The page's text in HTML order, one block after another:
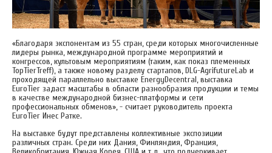
«Благодаря экспонентам из 55 стран, среди которых многочисленные
лидеры рынка, международной программе мероприятий и
конгрессов, культовым мероприятиям (таким, как показ племенных
TopTierTreff), а также новому разделу стартапов‚ DLG-AgrifutureLab и
проходящей параллельно выставке EnergyDecentral, выставка
EuroTier задаст масштабы в области разнообразия продукции и темы
в качестве международной бизнес-платформы и сети
профессиональных обменов», - считает руководитель проекта
EuroTier Инес Ратке.
На выставке будут представлены коллективные экспозиции
различных стран. Среди них Дания, Финляндия, Франция,